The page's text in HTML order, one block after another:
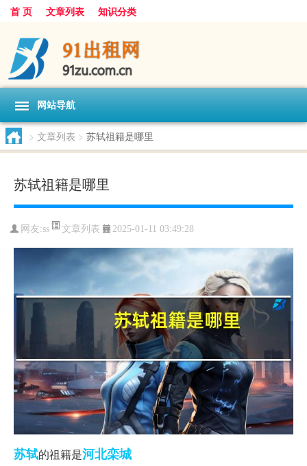
首 页 文章列表 知识分类
网站导航
> 文章列表 > 苏轼祖籍是哪里
苏轼祖籍是哪里
网友:ss 文章列表 2025-01-11 03:49:28
苏轼的祖籍是河北栾城